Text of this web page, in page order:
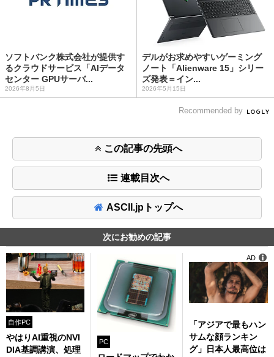
ソフトバンク株式会社が提供す
るクラウドサービス「AIデータ
センター GPUサーバ...
2026年8月5日
デルがお求めやすいゲーミング
ノート「Alienware 15」シリー
ズ発表＝イン...
2026年5月15日
Recommended by
この記事の先頭へ
連載目次へ
ASCII.jpトップへ
次にお勧めの記事
自作PC
やはりAI重視のNVI
DIA基調講演、処理
PC
「アジアで最もハン
サムな顔ランキン
グ」日本人最高位は
AD